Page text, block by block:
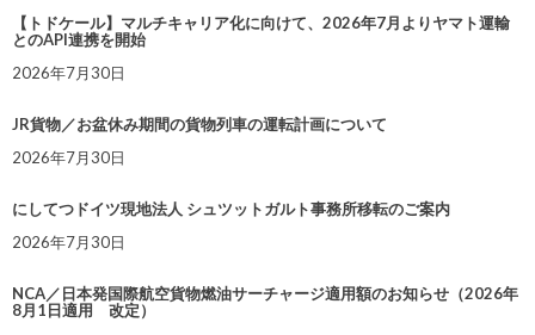
【トドケール】マルチキャリア化に向けて、2026年7月よりヤマト運輸
とのAPI連携を開始
2026年7月30日
JR貨物／お盆休み期間の貨物列車の運転計画について
2026年7月30日
にしてつドイツ現地法人 シュツットガルト事務所移転のご案内
2026年7月30日
NCA／日本発国際航空貨物燃油サーチャージ適用額のお知らせ（2026年
8月1日適用 改定）